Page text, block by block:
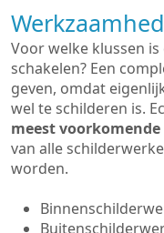
Voor welke klussen
schakelen? Een
geven, omdat
wel te schilderen is.
meest
van alle
worden.